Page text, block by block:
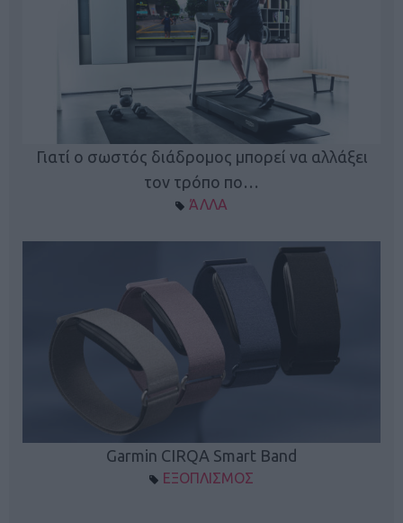
Γιατί ο σωστός διάδρομος μπορεί να αλλάξει
τον τρόπο πο…
ΆΛΛΑ
Garmin CIRQA Smart Band
ΕΞΟΠΛΙΣΜΟΣ